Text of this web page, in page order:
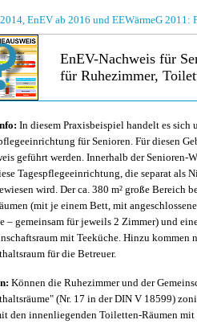
EnEV ab 2016 und EEWärmeG 2011:
EnEV-Nachweis für
für Ruhezimmer,
In diesem Praxisbeispiel handelt es sich
für Senioren. Für diesen
geführt werden. Innerhalb der Senioren-
Tagespflegeeinrichtung, die separat als
wird. Der ca. 380 m² große Bereich
(mit je einem Bett, mit
– gemeinsam für jeweils 2 Zimmer) und
mit Teeküche. Hinzu kommen
für die Betreuer.
Können die Ruhezimmer und der
(Nr. 17 in der DIN V 18599)
den innenliegenden Toiletten-Räumen